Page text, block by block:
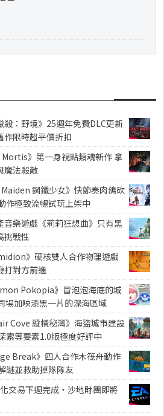
殺：野境》25週年免費DLC更新
作限時超平價折扣
Mortis》第一身視點類魂新作 拿
魔法殺敵
Maiden 鋼鐵少女》快節奏肉鴿砍
作極致流暢試玩上架中
音樂遊戲《莉莉狂想曲》只有黑
挑戰性
》硬核雙人合作物理遊戲
打對方前進
Pokopia》冒泡泡海底的城
場加映漆黑一片的深海區域
Cove 縱橫秘灣》海盜城市建設
索等要素1.0版極度好評中
Break》四人合作木筏舟動作
謎並救助掉隊隊友
交易下週完成・沙地財團即將